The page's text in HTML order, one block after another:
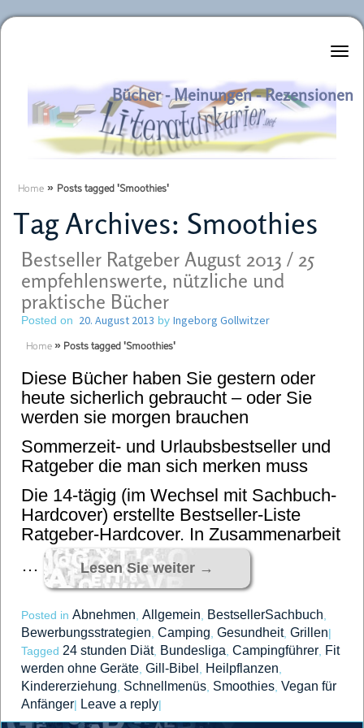
Literaturkurier.net
Bücher - Meinungen - Rezensionen
Home » Posts tagged 'Smoothies'
Tag Archives: Smoothies
Bestseller Ratgeber August 2013 / 25
empfehlenswerte, nützliche und
praktische Bücher
Posted on 20. August 2013 by Ingeborg Gollwitzer
Home » Posts tagged 'Smoothies'
Diese Bücher haben Sie gestern oder
heute sicherlich gebraucht – oder Sie
werden sie morgen brauchen
Sommerzeit- und Urlaubsbestseller und
Ratgeber die man sich merken muss
Die 14-tägig (im Wechsel mit Sachbuch-
Hardcover) erstellte Bestseller-Liste
Ratgeber-Hardcover. In Zusammenarbeit
…
Lesen Sie weiter →
Posted in Abnehmen Allgemein BestsellerSachbuch
Bewerbungsstrategien Camping Gesundheit, Grillen|
Tagged 24 stunden Diät, Bundesliga Campingführer Fit
werden ohne Geräte Gill-Bibel Heilpflanzen
Kindererziehung Schnellmenüs Smoothies Vegan für
Anfänger| Leave a reply|